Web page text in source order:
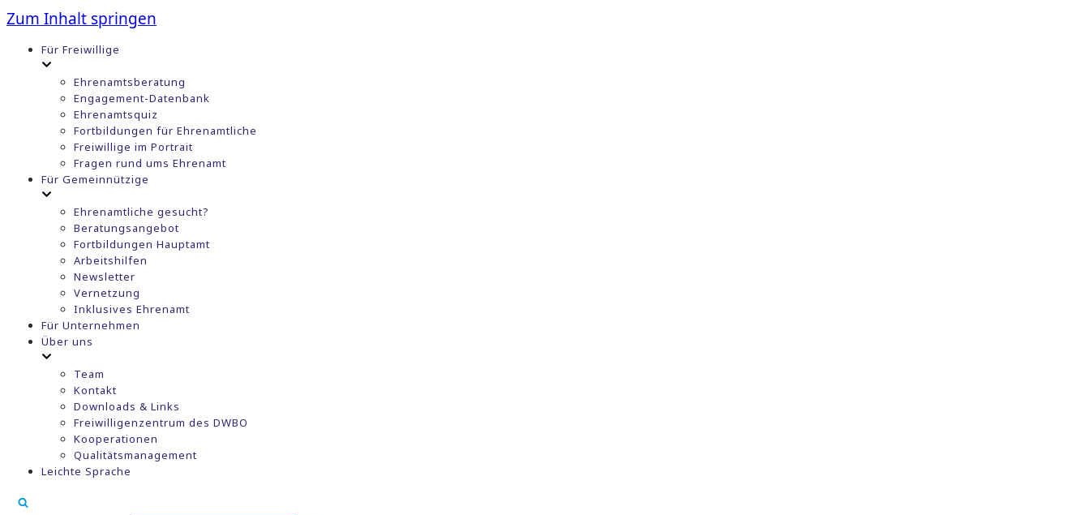
Zum Inhalt springen
Für Freiwillige
Ehrenamtsberatung
Engagement-Datenbank
Ehrenamtsquiz
Fortbildungen für Ehrenamtliche
Freiwillige im Portrait
Fragen rund ums Ehrenamt
Für Gemeinnützige
Ehrenamtliche gesucht?
Beratungsangebot
Fortbildungen Hauptamt
Arbeitshilfen
Newsletter
Vernetzung
Inklusives Ehrenamt
Für Unternehmen
Über uns
Team
Kontakt
Downloads & Links
Freiwilligenzentrum des DWBO
Kooperationen
Qualitätsmanagement
Leichte Sprache